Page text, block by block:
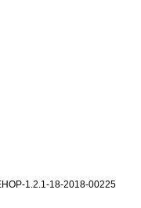
1.2.1-18-2018-00225